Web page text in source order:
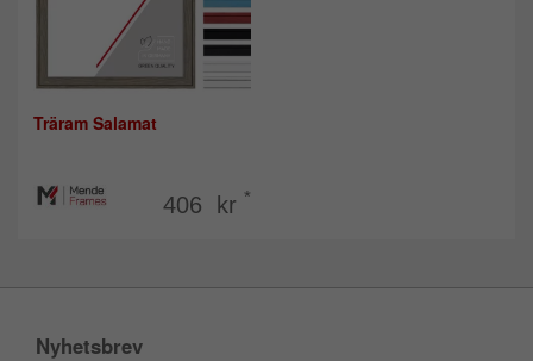
Träram Salamat
406 kr *
Nyhetsbrev